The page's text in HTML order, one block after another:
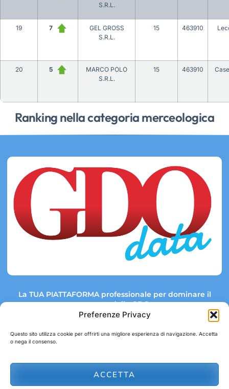
Preferenze Privacy
Questo sito utilizza cookie per offrirti una migliore esperienza di navigazione. Accetta
o nega il consenso.
ACCETTA
Ranking nella categoria merceologica
S.R.L.
19 7
GEL GROSS
S.R.L.
15 463910
20 5
MARCO POLO
S.R.L.
15 463910
La TUA PIATTAFORMA professionale per dominare il
mercato della GDO.
Link rapidi:
abbonamenti@gdodata.it